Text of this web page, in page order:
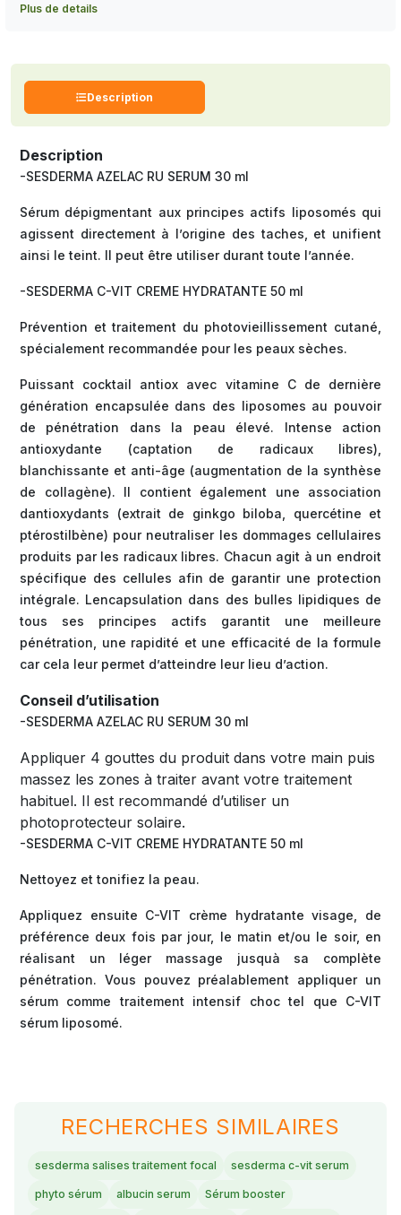
Plus de details
Description
Description
-SESDERMA AZELAC RU SERUM 30 ml
Sérum dépigmentant aux principes actifs liposomés qui
agissent directement à l’origine des taches, et unifient
ainsi le teint. Il peut être utiliser durant toute l’année.
-SESDERMA C-VIT CREME HYDRATANTE 50 ml
Prévention et traitement du photovieillissement cutané,
spécialement recommandée pour les peaux sèches.
Puissant cocktail antiox avec vitamine C de dernière
génération encapsulée dans des liposomes au pouvoir
de pénétration dans la peau élevé. Intense action
antioxydante (captation de radicaux libres),
blanchissante et anti-âge (augmentation de la synthèse
de collagène). Il contient également une association
dantioxydants (extrait de ginkgo biloba, quercétine et
ptérostilbène) pour neutraliser les dommages cellulaires
produits par les radicaux libres. Chacun agit à un endroit
spécifique des cellules afin de garantir une protection
intégrale. Lencapsulation dans des bulles lipidiques de
tous ses principes actifs garantit une meilleure
pénétration, une rapidité et une efficacité de la formule
car cela leur permet d’atteindre leur lieu d’action.
Conseil d’utilisation
-SESDERMA AZELAC RU SERUM 30 ml
Appliquer 4 gouttes du produit dans votre main puis
massez les zones à traiter avant votre traitement
habituel. Il est recommandé d’utiliser un
photoprotecteur solaire.
-SESDERMA C-VIT CREME HYDRATANTE 50 ml
Nettoyez et tonifiez la peau.
Appliquez ensuite C-VIT crème hydratante visage, de
préférence deux fois par jour, le matin et/ou le soir, en
réalisant un léger massage jusquà sa complète
pénétration. Vous pouvez préalablement appliquer un
sérum comme traitement intensif choc tel que C-VIT
sérum liposomé.
RECHERCHES SIMILAIRES
sesderma salises traitement focal sesderma c-vit serum
phyto sérum albucin serum Sérum booster